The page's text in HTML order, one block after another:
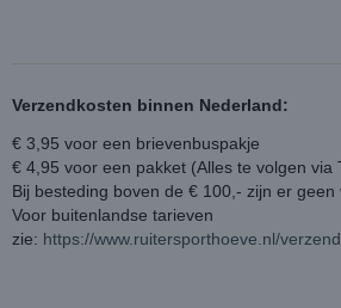
Verzendkosten binnen Nederland:
€ 3,95 voor een brievenbuspakje
€ 4,95 voor een pakket (Alles te volgen via
Bij besteding boven de € 100,- zijn er geen
Voor buitenlandse tarieven
zie: https://www.ruitersporthoeve.nl/